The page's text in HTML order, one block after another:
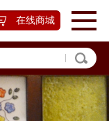
在线商城